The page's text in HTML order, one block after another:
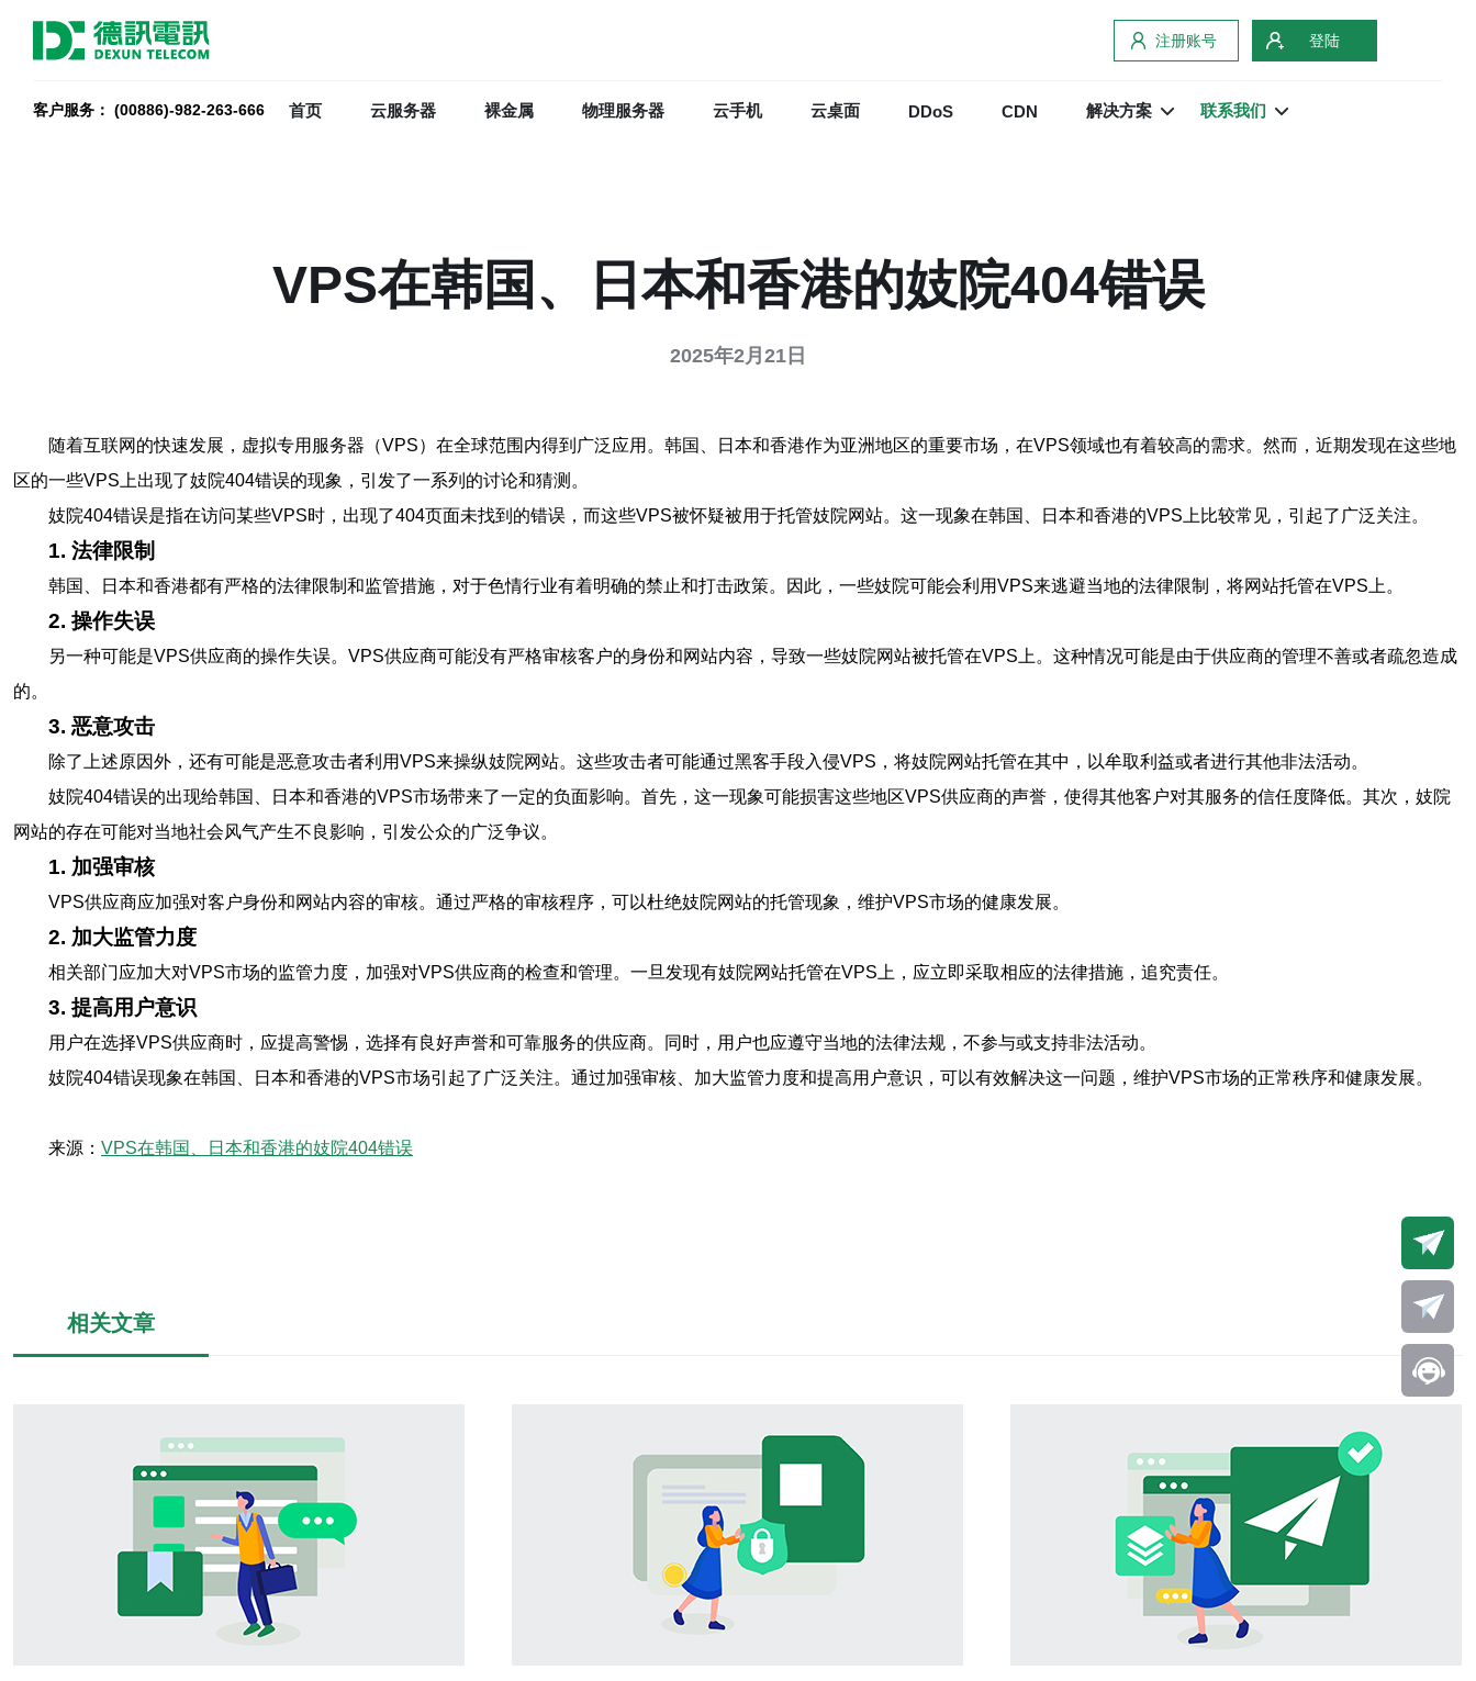
注册账号 登陆
客户服务： (00886)-982-263-666 首页 云服务器 裸金属 物理服务器 云手机 云桌面 DDoS CDN 解决方案 联系我们
VPS在韩国、日本和香港的妓院404错误
2025年2月21日
随着互联网的快速发展，虚拟专用服务器（VPS）在全球范围内得到广泛应用。韩国、日本和香港作为亚洲地区的重要市场，在VPS领域也有着较高的需求。然而，近期发现在这些地
区的一些VPS上出现了妓院404错误的现象，引发了一系列的讨论和猜测。
妓院404错误是指在访问某些VPS时，出现了404页面未找到的错误，而这些VPS被怀疑被用于托管妓院网站。这一现象在韩国、日本和香港的VPS上比较常见，引起了广泛关注。
1. 法律限制
韩国、日本和香港都有严格的法律限制和监管措施，对于色情行业有着明确的禁止和打击政策。因此，一些妓院可能会利用VPS来逃避当地的法律限制，将网站托管在VPS上。
2. 操作失误
另一种可能是VPS供应商的操作失误。VPS供应商可能没有严格审核客户的身份和网站内容，导致一些妓院网站被托管在VPS上。这种情况可能是由于供应商的管理不善或者疏忽造成
的。
3. 恶意攻击
除了上述原因外，还有可能是恶意攻击者利用VPS来操纵妓院网站。这些攻击者可能通过黑客手段入侵VPS，将妓院网站托管在其中，以牟取利益或者进行其他非法活动。
妓院404错误的出现给韩国、日本和香港的VPS市场带来了一定的负面影响。首先，这一现象可能损害这些地区VPS供应商的声誉，使得其他客户对其服务的信任度降低。其次，妓院
网站的存在可能对当地社会风气产生不良影响，引发公众的广泛争议。
1. 加强审核
VPS供应商应加强对客户身份和网站内容的审核。通过严格的审核程序，可以杜绝妓院网站的托管现象，维护VPS市场的健康发展。
2. 加大监管力度
相关部门应加大对VPS市场的监管力度，加强对VPS供应商的检查和管理。一旦发现有妓院网站托管在VPS上，应立即采取相应的法律措施，追究责任。
3. 提高用户意识
用户在选择VPS供应商时，应提高警惕，选择有良好声誉和可靠服务的供应商。同时，用户也应遵守当地的法律法规，不参与或支持非法活动。
妓院404错误现象在韩国、日本和香港的VPS市场引起了广泛关注。通过加强审核、加大监管力度和提高用户意识，可以有效解决这一问题，维护VPS市场的正常秩序和健康发展。
来源： VPS在韩国、日本和香港的妓院404错误
相关文章